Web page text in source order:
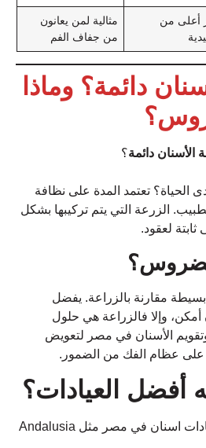
أعلى من
مثالية لمن يعانون
من جفاف الفم
دائمة؟ وماذا
الأسنان دائمة؟
الحياة؟ تعتمد المدة على نظافة
الزرعة التي يتم تركيبها بشكل
لعقود.
مقارنة بالزراعة. يفضل
أمكن، وإلا فالزراعة هي حلول
الأسنان في مصر لتعويض
عظام الفك من الضمور.
أفضل العيادات؟
عندما تبحث عن افضل عيادات اسنان في مصر مثل Andalusia